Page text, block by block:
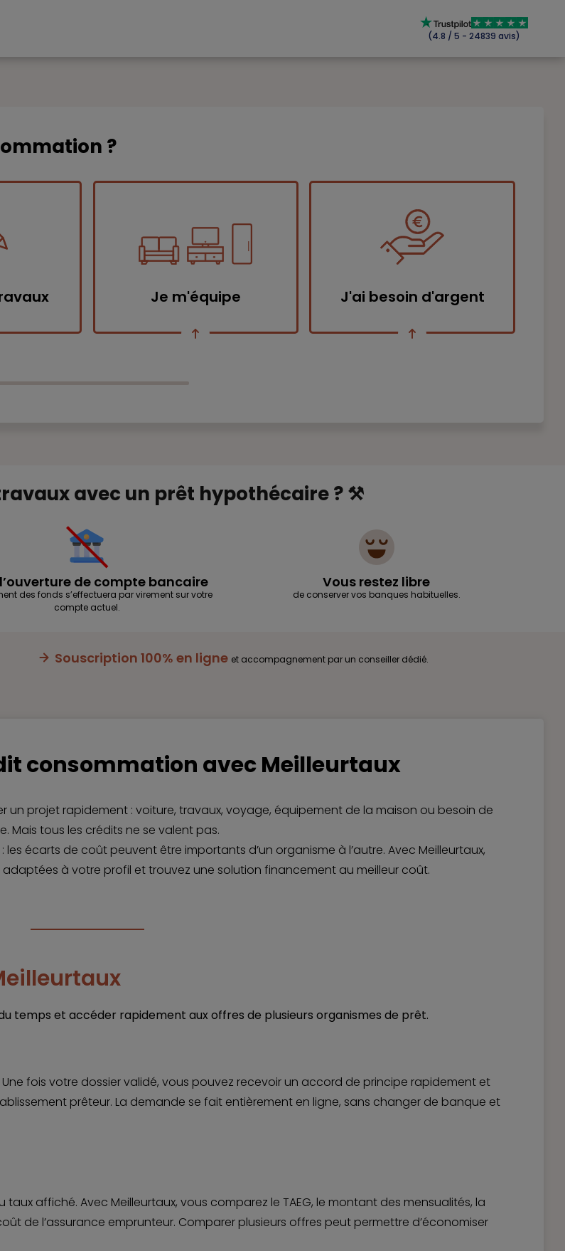
(4.8 / 5 - 24839 avis)
?
Je m'équipe J'ai besoin d'argent
avec un prêt hypothécaire ? ⚒️
de compte bancaire
des fonds s’effectuera par virement sur votre
compte actuel.
Vous restez libre
de conserver vos banques habituelles.
Souscription 100% en ligne et accompagnement par un conseiller dédié.
consommation avec Meilleurtaux
projet rapidement : voiture, travaux, voyage, équipement de la maison ou besoin de
Mais tous les crédits ne se valent pas.
écarts de coût peuvent être importants d’un organisme à l’autre. Avec Meilleurtaux,
à votre profil et trouvez une solution financement au meilleur coût.
temps et accéder rapidement aux offres de plusieurs organismes de prêt.
fois votre dossier validé, vous pouvez recevoir un accord de principe rapidement et
prêteur. La demande se fait entièrement en ligne, sans changer de banque et
affiché. Avec Meilleurtaux, vous comparez le TAEG, le montant des mensualités, la
de l’assurance emprunteur. Comparer plusieurs offres peut permettre d’économiser